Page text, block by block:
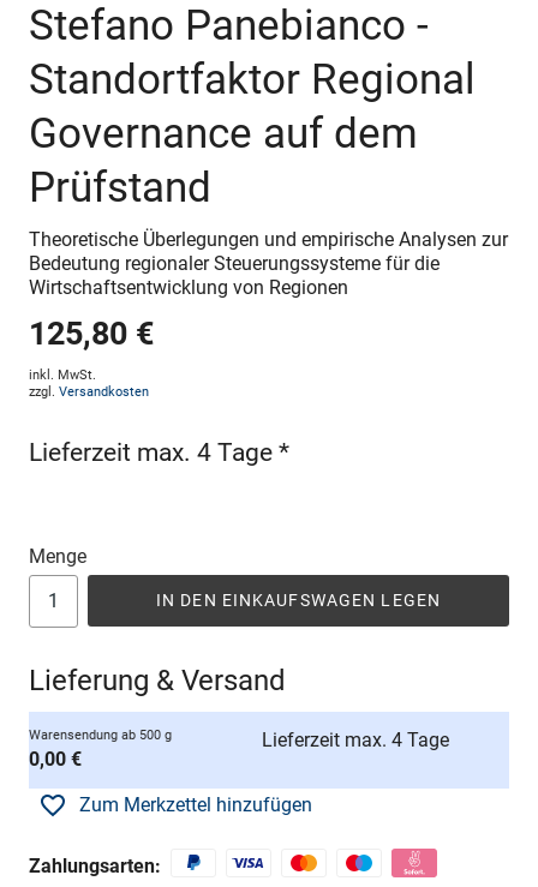
Stefano Panebianco -
Standortfaktor Regional
Governance auf dem
Prüfstand
Theoretische Überlegungen und empirische Analysen zur
Bedeutung regionaler Steuerungssysteme für die
Wirtschaftsentwicklung von Regionen
125,80 €
inkl. MwSt.
zzgl. Versandkosten
Lieferzeit max. 4 Tage *
Menge
IN DEN EINKAUFSWAGEN LEGEN
Lieferung & Versand
Warensendung ab 500 g
0,00 €
Lieferzeit max. 4 Tage
Zum Merkzettel hinzufügen
Zahlungsarten: